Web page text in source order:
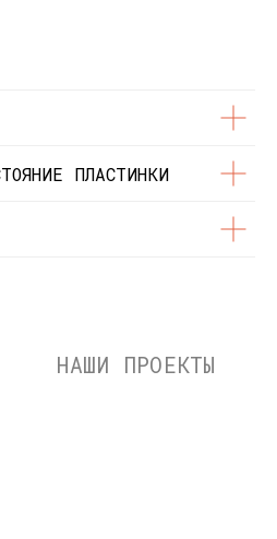
ПЛАСТИНКИ